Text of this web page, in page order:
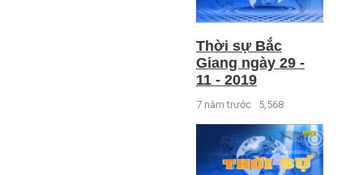
Thời sự Bắc
Giang ngày 29 -
11 - 2019
7 năm trước 5,568